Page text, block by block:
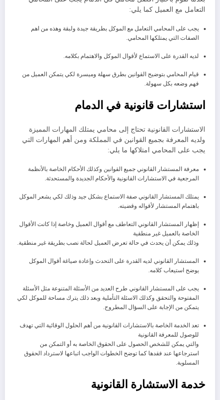
التعامل مع العميل كما يلي:
يجب على المحامي التعامل مع الموكل بطريقة جيدة ولبقة وهذه من اهم
الصفات التي يمتلكها المحامي.
لديه القدرة على الاستماع لأقوال الموكل والاهتمام بكلامه.
قيام المحامي بتوضيح القوانين بطرق سهلة وميسرة لكي يتمكن العميل من
فهم وضعه بكل سهولة.
استشارات قانونية في الدمام
الاستشارات القانونية تحتاج إلى محامي يمتلك المهارات المميزة
ولديه المعرفة بجميع القوانين في المملكة ومن أهم المهارات التي
يجب على المحامي امتلاكها ما يلي:
معرفة المستشار القانوني جميع القوانين وكذلك الأحكام الخاصة بالأنظمة
المرجعية في الاستشارات القانونية والأحكام الجديدة والمستحدثة.
يمتلك المستشار القانوني صفة الاستماع بشكل جيد وذلك لكي يشعر الموكل
باهتمام المستشار لأقواله وقضيته.
إظهار المستشار القانوني التعاطف مع أقوال العميل وخاصة إذا كانت الأقوال
الخاصة بالعميل غير منطقية
وذلك يمكن أن يحدث في حالة تعرض العميل لحالة نصب بطريقة غير منطقية.
المستشار القانوني لديه القدرة على التحدث وإعادة صياغة أقوال الموكل
يوضح استيعاب كلامه.
يجب على المستشار القانوني طرح العديد من الأسئلة المتنوعة مثل الأسئلة
المفتوحة والتحقق وكذلك الاسئلة التأملية وبعد ذلك يترك مساحة للموكل لكي
يتمكن من الإجابة على السؤال المطروح.
تعد الخدمة الخاصة بالاستشارات القانونية من أهم الحلول الوقائية التي تهدف
للوصول للمعرفة القانونية
والتي يمكن للشخص الحصول على الحقوق الخاصة به أو التمكن من
استرجاعها عند فقدها كما توضح الخطوات الواجب اتباعها لاسترداد الحقوق
المسلوبة.
خدمة الاستشارة القانونية